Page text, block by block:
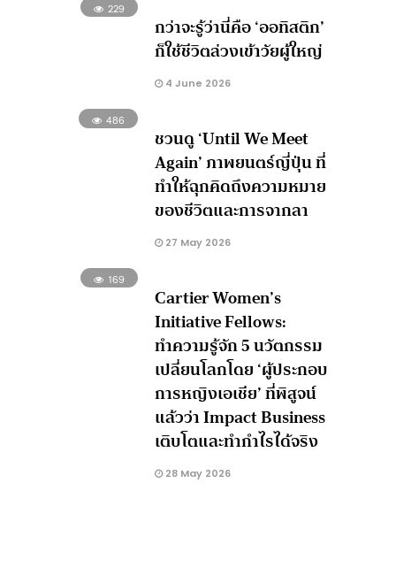
229
กว่าจะรู้ว่านี่คือ ‘ออทิสติก’
ก็ใช้ชีวิตล่วงเข้าวัยผู้ใหญ่
4 June 2026
486
ชวนดู ‘Until We Meet
Again’ ภาพยนตร์ญี่ปุ่น ที่
ทำให้ฉุกคิดถึงความหมาย
ของชีวิตและการจากลา
27 May 2026
169
Cartier Women’s
Initiative Fellows:
ทำความรู้จัก 5 นวัตกรรม
เปลี่ยนโลกโดย ‘ผู้ประกอบ
การหญิงเอเชีย’ ที่พิสูจน์
แล้วว่า Impact Business
เติบโตและทำกำไรได้จริง
28 May 2026